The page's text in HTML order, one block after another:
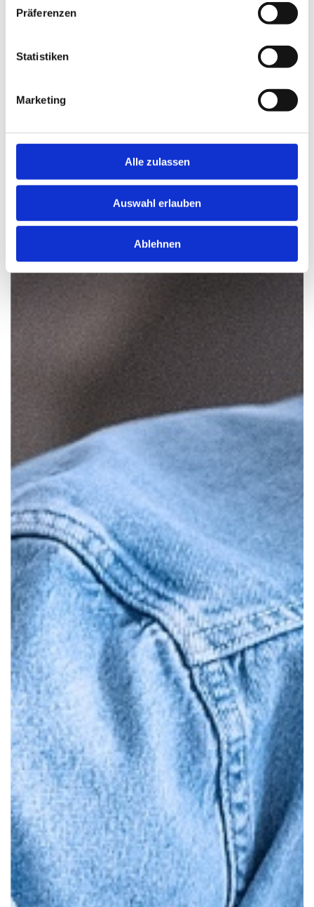
Präferenzen
Statistiken
Marketing
Alle zulassen
Auswahl erlauben
Ablehnen